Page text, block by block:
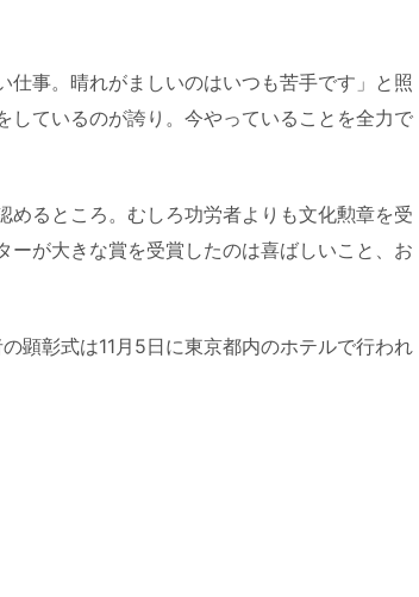
事。晴れがましいのはいつも苦手です」と照
しているのが誇り。今やっていることを全力で
るところ。むしろ功労者よりも文化勲章を受
が大きな賞を受賞したのは喜ばしいこと、お
顕彰式は11月5日に東京都内のホテルで行われ